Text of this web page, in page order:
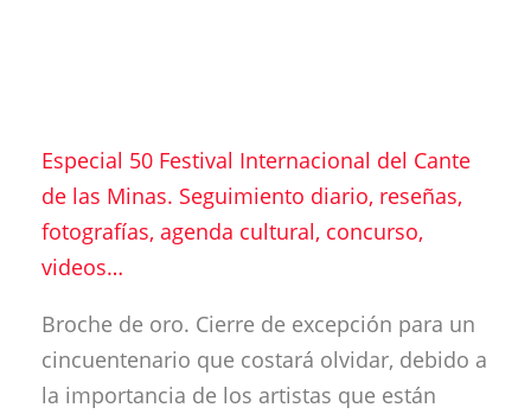
Especial 50 Festival Internacional del Cante
de las Minas. Seguimiento diario, reseñas,
fotografías, agenda cultural, concurso,
videos…
Broche de oro. Cierre de excepción para un
cincuentenario que costará olvidar, debido a
la importancia de los artistas que están